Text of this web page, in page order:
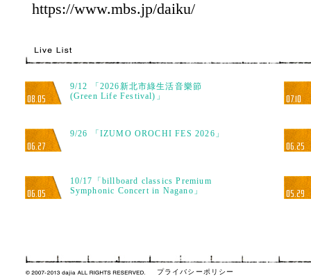
https://www.mbs.jp/daiku/
08.05
9/12 「2026新北市綠生活音樂節
(Green Life Festival)」
07.10
06.27
9/26 「IZUMO OROCHI FES 2026」
06.25
06.05
10/17「billboard classics Premium
Symphonic Concert in Nagano」
05.29
プライバシーポリシー